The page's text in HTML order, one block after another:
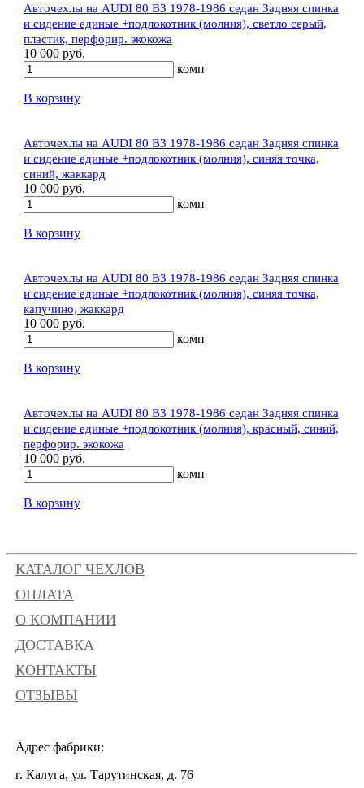
Авточехлы на AUDI 80 В3 1978-1986 седан Задняя спинка
и сидение единые +подлокотник (молния), светло серый,
пластик, перфорир. экокожа
10 000 руб.
комп
В корзину
Авточехлы на AUDI 80 В3 1978-1986 седан Задняя спинка
и сидение единые +подлокотник (молния), синяя точка,
синий, жаккард
10 000 руб.
комп
В корзину
Авточехлы на AUDI 80 В3 1978-1986 седан Задняя спинка
и сидение единые +подлокотник (молния), синяя точка,
капучино, жаккард
10 000 руб.
комп
В корзину
Авточехлы на AUDI 80 В3 1978-1986 седан Задняя спинка
и сидение единые +подлокотник (молния), красный, синий,
перфорир. экокожа
10 000 руб.
комп
В корзину
КАТАЛОГ ЧЕХЛОВ
ОПЛАТА
О КОМПАНИИ
ДОСТАВКА
КОНТАКТЫ
ОТЗЫВЫ
Адрес фабрики:
г. Калуга, ул. Тарутинская, д. 76